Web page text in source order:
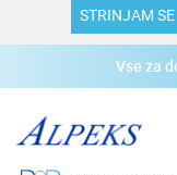
STRINJAM SE
Vse za